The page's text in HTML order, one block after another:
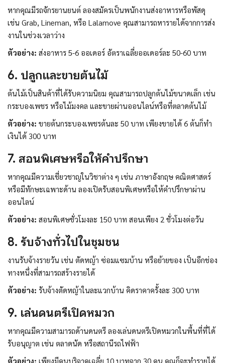
หากคุณมีรถจักรยานยนต์ ลองสมัครเป็นพนักงานส่งอาหารหรือพัสดุ
เช่น Grab, Lineman, หรือ Lalamove คุณสามารถหารายได้จากการส่ง
งานในช่วงเวลาว่าง
ตัวอย่าง: ส่งอาหาร 5-6 ออเดอร์ อัตราเฉลี่ยออเดอร์ละ 50-60 บาท
6. ปลูกและขายต้นไม้
ต้นไม้เป็นสินค้าที่ได้รับความนิยม คุณสามารถปลูกต้นไม้ขนาดเล็ก เช่น
กระบองเพชร หรือไม้มงคล และขายผ่านออนไลน์หรือที่ตลาดต้นไม้
ตัวอย่าง: ขายต้นกระบองเพชรต้นละ 50 บาท เพียงขายได้ 6 ต้นก็ทำ
เงินได้ 300 บาท
7. สอนพิเศษหรือให้คำปรึกษา
หากคุณมีความเชี่ยวชาญในวิชาต่าง ๆ เช่น ภาษาอังกฤษ คณิตศาสตร์
หรือมีทักษะเฉพาะด้าน ลองเปิดรับสอนพิเศษหรือให้คำปรึกษาผ่าน
ออนไลน์
ตัวอย่าง: สอนพิเศษชั่วโมงละ 150 บาท สอนเพียง 2 ชั่วโมงต่อวัน
8. รับจ้างทั่วไปในชุมชน
งานรับจ้างรายวัน เช่น ตัดหญ้า ซ่อมแซมบ้าน หรือย้ายของ เป็นอีกช่อง
ทางหนึ่งที่สามารถสร้างรายได้
ตัวอย่าง: รับจ้างตัดหญ้าในละแวกบ้าน คิดราคาครั้งละ 300 บาท
9. เล่นดนตรีเปิดหมวก
หากคุณมีความสามารถด้านดนตรี ลองเล่นดนตรีเปิดหมวกในพื้นที่ที่ได้
รับอนุญาต เช่น ตลาดนัด หรือสถานีรถไฟฟ้า
ตัวอย่าง: เพียงมีคนบริจาคเฉลี่ย 10 บาทจาก 30 คน คุณก็จะทำรายได้